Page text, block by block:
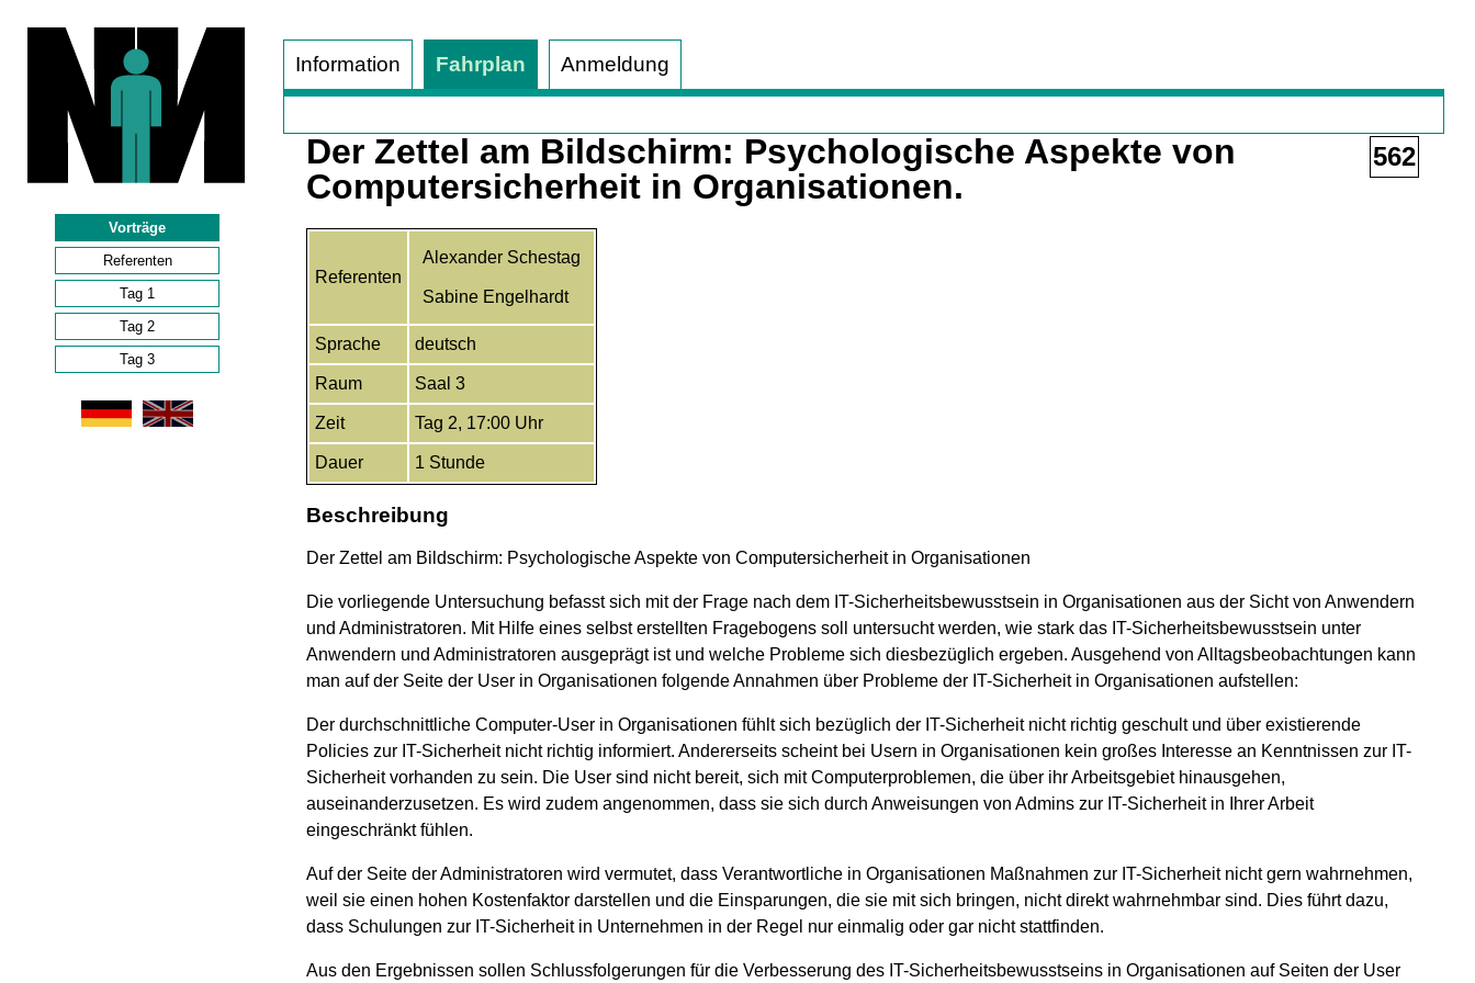
Vorträge
Referenten
Tag 1
Tag 2
Tag 3
Information Fahrplan Anmeldung
562
Der Zettel am Bildschirm: Psychologische Aspekte von
Computersicherheit in Organisationen.
Referenten
Alexander Schestag
Sabine Engelhardt
Sprache deutsch
Raum Saal 3
Zeit Tag 2, 17:00 Uhr
Dauer 1 Stunde
Beschreibung
Der Zettel am Bildschirm: Psychologische Aspekte von Computersicherheit in Organisationen
Die vorliegende Untersuchung befasst sich mit der Frage nach dem IT-Sicherheitsbewusstsein in Organisationen aus der Sicht von Anwendern
und Administratoren. Mit Hilfe eines selbst erstellten Fragebogens soll untersucht werden, wie stark das IT-Sicherheitsbewusstsein unter
Anwendern und Administratoren ausgeprägt ist und welche Probleme sich diesbezüglich ergeben. Ausgehend von Alltagsbeobachtungen kann
man auf der Seite der User in Organisationen folgende Annahmen über Probleme der IT-Sicherheit in Organisationen aufstellen:
Der durchschnittliche Computer-User in Organisationen fühlt sich bezüglich der IT-Sicherheit nicht richtig geschult und über existierende
Policies zur IT-Sicherheit nicht richtig informiert. Andererseits scheint bei Usern in Organisationen kein großes Interesse an Kenntnissen zur IT-
Sicherheit vorhanden zu sein. Die User sind nicht bereit, sich mit Computerproblemen, die über ihr Arbeitsgebiet hinausgehen,
auseinanderzusetzen. Es wird zudem angenommen, dass sie sich durch Anweisungen von Admins zur IT-Sicherheit in Ihrer Arbeit
eingeschränkt fühlen.
Auf der Seite der Administratoren wird vermutet, dass Verantwortliche in Organisationen Maßnahmen zur IT-Sicherheit nicht gern wahrnehmen,
weil sie einen hohen Kostenfaktor darstellen und die Einsparungen, die sie mit sich bringen, nicht direkt wahrnehmbar sind. Dies führt dazu,
dass Schulungen zur IT-Sicherheit in Unternehmen in der Regel nur einmalig oder gar nicht stattfinden.
Aus den Ergebnissen sollen Schlussfolgerungen für die Verbesserung des IT-Sicherheitsbewusstseins in Organisationen auf Seiten der User